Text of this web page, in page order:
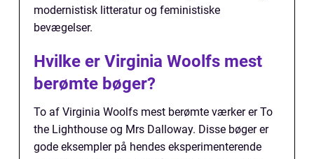
modernistisk litteratur og feministiske
bevægelser.
Hvilke er Virginia Woolfs mest
berømte bøger?
To af Virginia Woolfs mest berømte værker er To
the Lighthouse og Mrs Dalloway. Disse bøger er
gode eksempler på hendes eksperimenterende